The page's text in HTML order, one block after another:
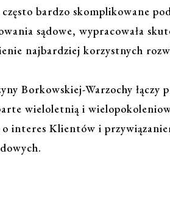
bardzo skomplikowane
sądowe, wypracowała
najbardziej korzystnych
Borkowskiej-Warzochy łączy
wieloletnią i
o interes Klientów i